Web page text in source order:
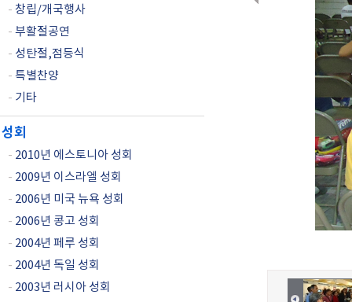
- 창립/개국행사
- 부활절공연
- 성탄절,점등식
- 특별찬양
- 기타
성회
- 2010년 에스토니아 성회
- 2009년 이스라엘 성회
- 2006년 미국 뉴욕 성회
- 2006년 콩고 성회
- 2004년 페루 성회
- 2004년 독일 성회
- 2003년 러시아 성회